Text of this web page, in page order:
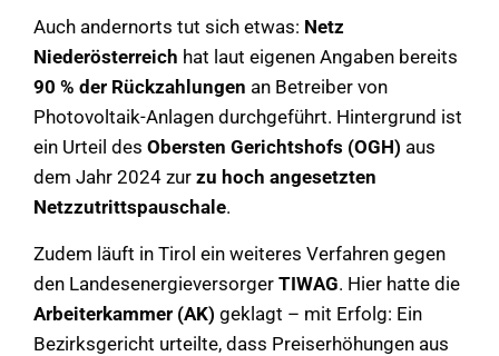
Auch andernorts tut sich etwas: Netz
Niederösterreich hat laut eigenen Angaben bereits
90 % der Rückzahlungen an Betreiber von
Photovoltaik-Anlagen durchgeführt. Hintergrund ist
ein Urteil des Obersten Gerichtshofs (OGH) aus
dem Jahr 2024 zur zu hoch angesetzten
Netzzutrittspauschale.
Zudem läuft in Tirol ein weiteres Verfahren gegen
den Landesenergieversorger TIWAG. Hier hatte die
Arbeiterkammer (AK) geklagt – mit Erfolg: Ein
Bezirksgericht urteilte, dass Preiserhöhungen aus